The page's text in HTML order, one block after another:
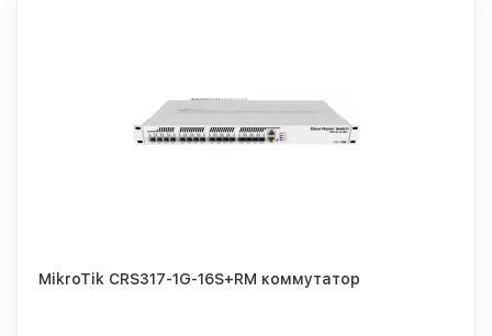
MikroTik CRS317-1G-16S+RM коммутатор